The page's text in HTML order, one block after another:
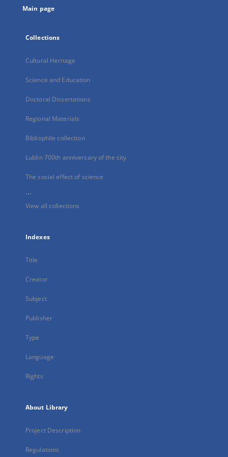
Main page
Collections
Cultural Heritage
Science and Education
Doctoral Dissertations
Regional Materials
Bibliophile collection
Lublin 700th anniversary of the city
The social effect of science
...
View all collections
Indexes
Title
Creator
Subject
Publisher
Type
Language
Rights
About Library
Project Description
Regulations